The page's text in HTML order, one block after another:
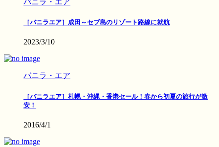
バニラ・エア
［バニラエア］成田～セブ島のリゾート路線に就航
2023/3/10
バニラ・エア
［バニラエア］札幌・沖縄・香港セール！春から初夏の旅行が激
安！
2016/4/1